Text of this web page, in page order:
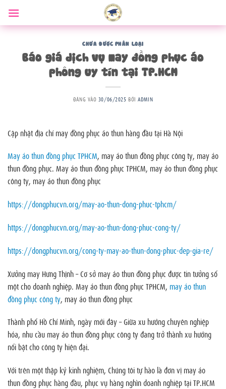
qua
nội
CHƯA ĐƯỢC PHÂN LOẠI
Báo giá dịch vụ may đồng phục áo
phông uy tín tại TP.HCM
ĐĂNG VÀO 30/06/2025 BỞIADMIN
Cập nhật địa chỉ may đồng phục áo thun hàng đầu tại Hà Nội
May áo thun đồng phục TPHCM, may áo thun đồng phục công ty, may áo
thun đồng phục. May áo thun đồng phục TPHCM, may áo thun đồng phục
công ty, may áo thun đồng phục
https://dongphucvn.org/may-ao-thun-dong-phuc-tphcm/
https://dongphucvn.org/may-ao-thun-dong-phuc-cong-ty/
https://dongphucvn.org/cong-ty-may-ao-thun-dong-phuc-dep-gia-re/
Xưởng may Hưng Thịnh – Cơ sở may áo thun đồng phục được tin tưởng số
một cho doanh nghiệp. May áo thun đồng phục TPHCM, may áo thun
đồng phục công ty, may áo thun đồng phục
Thành phố Hồ Chí Minh, ngày mới đây – Giữa xu hướng chuyên nghiệp
hóa, nhu cầu may áo thun đồng phục công ty đang trở thành xu hướng
nổi bật cho công ty hiện đại.
Với trên một thập kỷ kinh nghiệm, Chúng tôi tự hào là đơn vị may áo
thun đồng phục hàng đầu, phục vụ hàng nghìn doanh nghiệp tại TP.HCM